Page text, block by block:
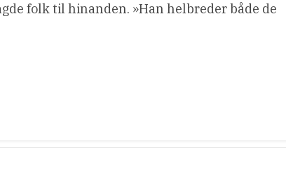
folk til hinanden. »Han helbreder både de